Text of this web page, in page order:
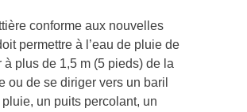
conforme aux nouvelles
permettre à l’eau de pluie de
à plus de 1,5 m (5 pieds) de la
ou de se diriger vers un baril
pluie, un puits percolant, un